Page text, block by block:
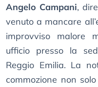
Angelo Campani,
venuto a mancare
improvviso malore
ufficio presso la
Reggio Emilia. La
commozione non